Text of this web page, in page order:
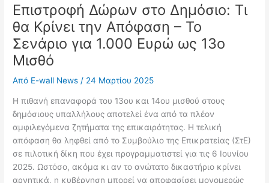
Επιστροφή Δώρων στο Δημόσιο: Τι
θα Κρίνει την Απόφαση – Το
Σενάριο για 1.000 Ευρώ ως 13ο
Μισθό
Από E-wall News / 24 Μαρτίου 2025
Η πιθανή επαναφορά του 13ου και 14ου μισθού στους
δημόσιους υπαλλήλους αποτελεί ένα από τα πλέον
αμφιλεγόμενα ζητήματα της επικαιρότητας. Η τελική
απόφαση θα ληφθεί από το Συμβούλιο της Επικρατείας (ΣτΕ)
σε πιλοτική δίκη που έχει προγραμματιστεί για τις 6 Ιουνίου
2025. Ωστόσο, ακόμα κι αν το ανώτατο δικαστήριο κρίνει
αρνητικά, η κυβέρνηση μπορεί να αποφασίσει μονομερώς